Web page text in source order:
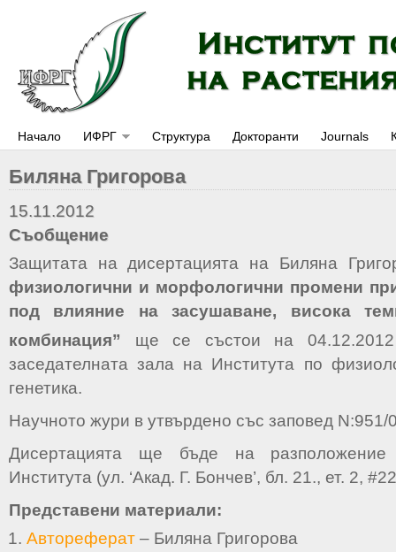
Начало ИФРГ Структура Докторанти Journals
Биляна Григорова
15.11.2012
Съобщение
Защитата на дисертацията на Биляна
физиологични и морфологични промени
под влияние на засушаване, висока
комбинация” ще се състои на
заседателната зала на Института по
генетика.
Научното жури в утвърдено със заповед N:951/
Дисертацията ще бъде на
Института (ул. ‘Акад. Г. Бончев’, бл. 21., ет. 2,
Представени материали:
Автореферат – Биляна Григорова